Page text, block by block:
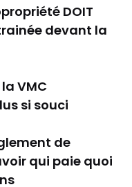
DOIT
devant la
VMC
si souci
de
qui paie quoi